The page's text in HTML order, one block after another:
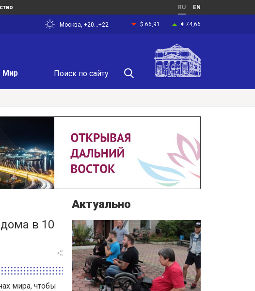
RU EN
$ 66,91 € 74,66
Москва, +20...+22
Мир
в 10
мира, чтобы
Актуально